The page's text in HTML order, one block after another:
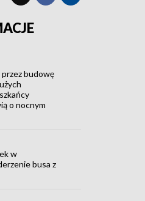
przez budowę
o nocnym
w
busa z